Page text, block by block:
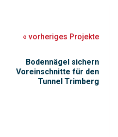
«vorheriges Projekte
Bodennägel sichern
Voreinschnitte für den
Tunnel Trimberg